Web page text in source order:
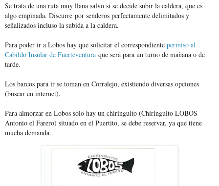
Se trata de una ruta muy llana salvo si se decide subir la caldera, que es
algo empinada. Discurre por senderos perfectamente delimitados y
señalizados incluso la subida a la caldera.
Para poder ir a Lobos hay que solicitar el correspondiente permiso al
Cabildo Insular de Fuerteventura que será para un turno de mañana o de
tarde.
Los barcos para ir se toman en Corralejo, existiendo diversas opciones
(buscar en internet).
Para almorzar en Lobos solo hay un chiringuito (Chiringuito LOBOS -
Antonio el Farero) situado en el Puertito, se debe reservar, ya que tiene
mucha demanda.